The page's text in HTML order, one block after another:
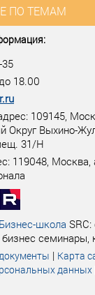
18.00
109145,
Округ Выхино-
31/Н
119048, Москва,
ПО ТЕМАМ
Бизнес-школа
семинары,
| Карта
данных